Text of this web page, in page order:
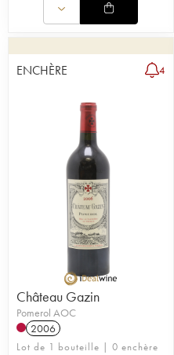
ENCHÈRE 4
Château Gazin
Pomerol AOC
2006
Lot de 1 bouteille | 0 enchère